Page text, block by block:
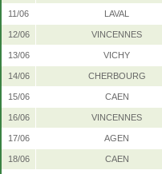
11/06 LAVAL
12/06 VINCENNES
13/06 VICHY
14/06 CHERBOURG
15/06 CAEN
16/06 VINCENNES
17/06 AGEN
18/06 CAEN